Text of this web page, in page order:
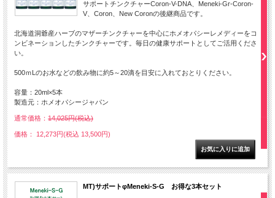
サポートチンクチャーCoron-V-DNA、Meneki-Gr-Coron-
V、Coron、New Coronの後継商品です。
北海道洞爺産ハーブのマザーチンクチャーを中心にホメオパシーレメディーをコ
ンビネーションしたチンクチャーです。毎日の健康サポートとしてご活用くださ
い。
500ｍLのお水などの飲み物に約5～20滴を目安に入れておとりください。
容量：20ml×5本
製造元：ホメオパシージャパン
通常価格： 14,025円(税込)
価格： 12,273円(税込 13,500円)
MT)サポートφMeneki-S-G お得な3本セット